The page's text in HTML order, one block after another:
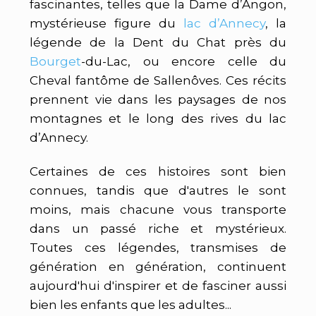
fascinantes, telles que la Dame d’Angon,
mystérieuse figure du
lac d’Annecy, la
légende de la Dent du Chat près du
Bourget-du-Lac, ou encore celle du
Cheval fantôme de Sallenôves. Ces récits
prennent vie dans les paysages de nos
montagnes et le long des rives du lac
d’Annecy.
Certaines de ces histoires sont bien
connues, tandis que d'autres le sont
moins, mais chacune vous transporte
dans un passé riche et mystérieux.
Toutes ces légendes, transmises de
génération en génération, continuent
aujourd'hui d'inspirer et de fasciner aussi
bien les enfants que les adultes...